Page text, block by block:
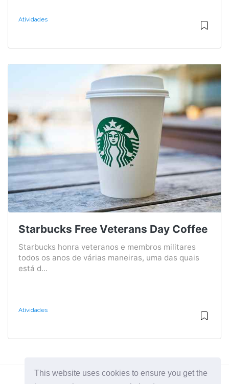
This website uses cookies to ensure you get the
Atividades
Starbucks Free Veterans Day Coffee
Starbucks honra veteranos e membros militares
todos os anos de várias maneiras, uma das quais
está d...
Atividades